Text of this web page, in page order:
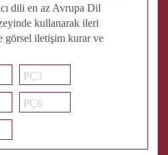
dili en az Avrupa Dil
kullanarak ileri
görsel iletişim kurar ve
PÇ3
PÇ6